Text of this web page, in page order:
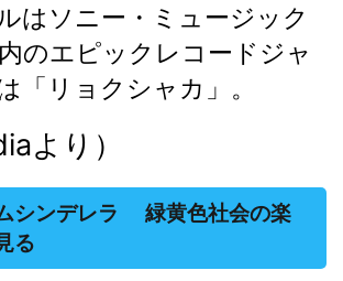
はソニー・ミュージック
のエピックレコードジャ
「リョクシャカ」 。
より）
シンデレラ 緑黄色社会の楽
る